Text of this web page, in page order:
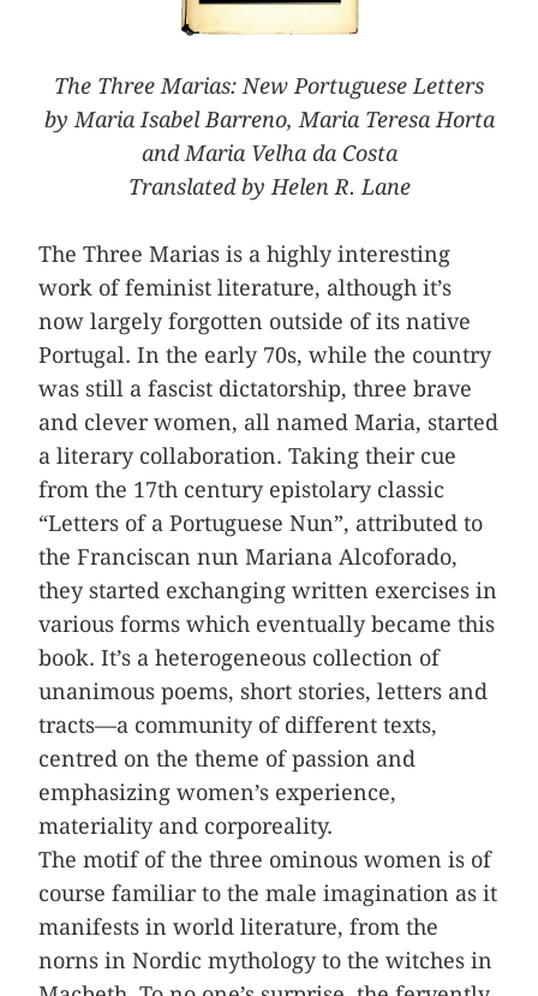
The Three Marias: New Portuguese Letters
by Maria Isabel Barreno, Maria Teresa Horta
and Maria Velha da Costa
Translated by Helen R. Lane
The Three Marias is a highly interesting
work of feminist literature, although it’s
now largely forgotten outside of its native
Portugal. In the early 70s, while the country
was still a fascist dictatorship, three brave
and clever women, all named ­Maria, started
a literary collaboration. Taking their cue
from the 17th century epistolary classic
“Letters of a Portuguese Nun”, attributed to
the Franciscan nun Mariana ­Alcoforado,
they started exchanging written ­exercises in
various forms which ­eventually became this
book. It’s a heterogeneous collection of
unanimous poems, short stories, letters and
tracts—a community of different texts,
centred on the theme of passion and
emphasizing women’s experience,
materiality and corporeality.
The motif of the three ominous women is of
course familiar to the male imagination as it
manifests in world literature, from the
norns in Nordic mythology to the witches in